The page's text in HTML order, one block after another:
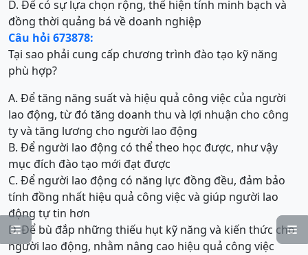


D. Để có sự lựa chọn rộng, thể hiện tính minh bạch và
đồng thời quảng bá về doanh nghiệp
Câu hỏi 673878:
Tại sao phải cung cấp chương trình đào tạo kỹ năng
phù hợp?
A. Để tăng năng suất và hiệu quả công việc của người
lao động, từ đó tăng doanh thu và lợi nhuận cho công
ty và tăng lương cho người lao động
B. Để người lao động có thể theo học được, như vậy
mục đích đào tạo mới đạt được
C. Để người lao động có năng lực đồng đều, đảm bảo
tính đồng nhất hiệu quả công việc và giúp người lao
động tự tin hơn
D. Để bù đắp những thiếu hụt kỹ năng và kiến thức cho
người lao động, nhằm nâng cao hiệu quả công việc